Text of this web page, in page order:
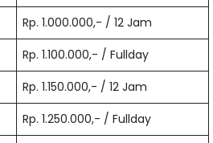
Rp. 1.000.000,- / 12 Jam
Rp. 1.100.000,- / Fullday
Rp. 1.150.000,- / 12 Jam
Rp. 1.250.000,- / Fullday